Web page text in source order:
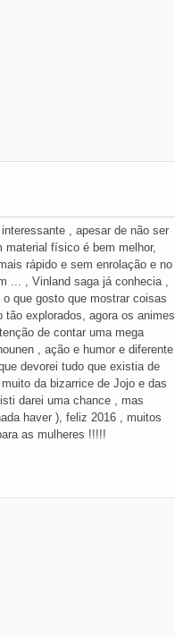
, apesar de não ser
material físico é bem melhor,
rápido e sem enrolação e no
... , Vinland saga já conhecia ,
que gosto que mostrar coisas
explorados, agora os animes
de contar uma mega
, ação e humor e diferente
devorei tudo que existia de
da bizarrice de Jojo e das
darei uma chance , mas
haver ), feliz 2016 , muitos
as mulheres !!!!!